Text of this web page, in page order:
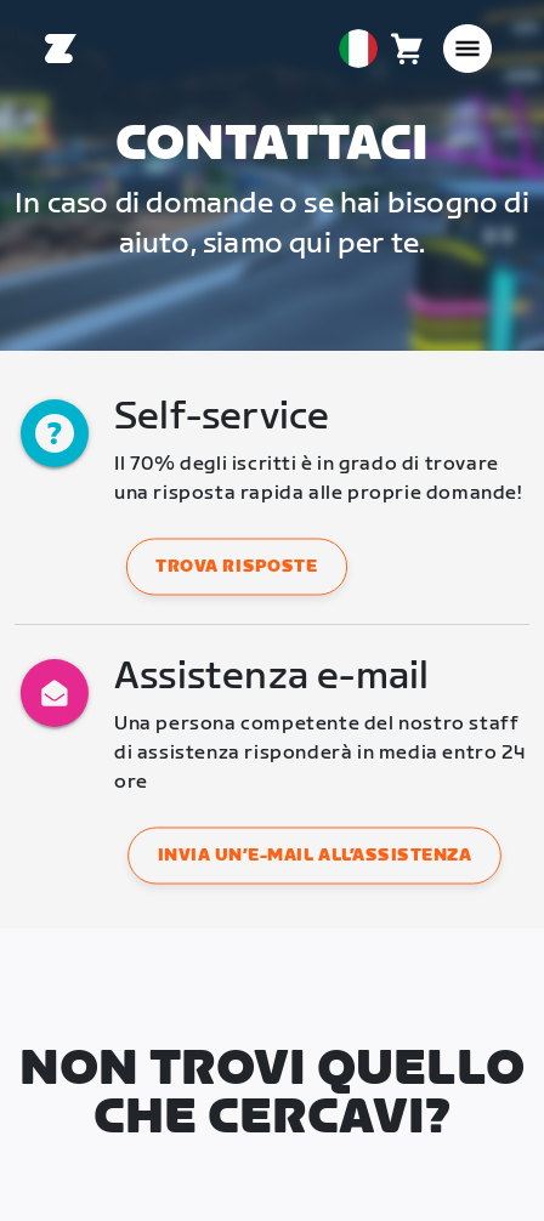
European
Italiano
Carrello0
articoli
CONTATTACI
In caso di domande o se hai bisogno di
aiuto, siamo qui per te.
Self-service
Il 70% degli iscritti è in grado di trovare
una risposta rapida alle proprie domande!
TROVA RISPOSTE
Assistenza e-mail
Una persona competente del nostro staff
di assistenza risponderà in media entro 24
ore
INVIA UN’E-MAIL ALL’ASSISTENZA
NON TROVI QUELLO
CHE CERCAVI?